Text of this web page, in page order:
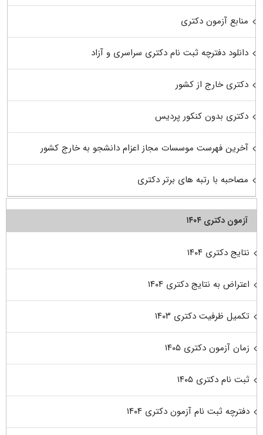
منابع آزمون دکتری
دانلود دفترچه ثبت نام دکتری سراسری و آزاد
دکتری خارج از کشور
دکتری بدون کنکور پردیس
آخرین فهرست موسسات مجاز اعزام دانشجو به خارج کشور
مصاحبه با رتبه های برتر دکتری
آزمون دکتری ۱۴۰۴
نتایج دکتری ۱۴۰۴
اعتراض به نتایج دکتری ۱۴۰۴
تکمیل ظرفیت دکتری ۱۴۰۳
زمان آزمون دکتری ۱۴۰۵
ثبت نام دکتری ۱۴۰۵
دفترچه ثبت نام آزمون دکتری ۱۴۰۴